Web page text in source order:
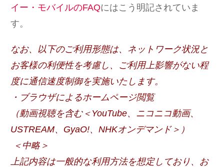
イー・モバイルのFAQにはこう明記されていま
す。
なお、以下のご利用形態は、ネットワーク状況と
お客様の利便性を考慮し、ご利用上影響がない程
度に通信速度制御を実施いたします。
・ブラウザによるホームページ閲覧
（動画視聴を含む＜YouTube、ニコニコ動画、
USTREAM、GyaO!、NHKオンデマンド＞）
＜中略＞
上記内容は一般的な利用方法を想定しており、お